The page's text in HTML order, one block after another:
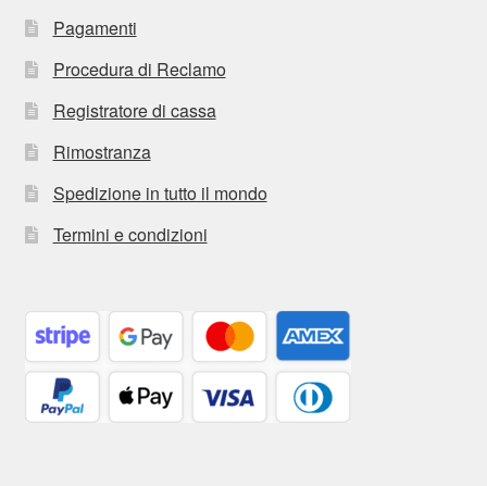
Pagamenti
Procedura di Reclamo
Registratore di cassa
Rimostranza
Spedizione in tutto il mondo
Termini e condizioni